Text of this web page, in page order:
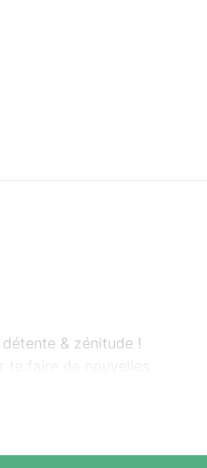
& zénitude !
faire de nouvelles